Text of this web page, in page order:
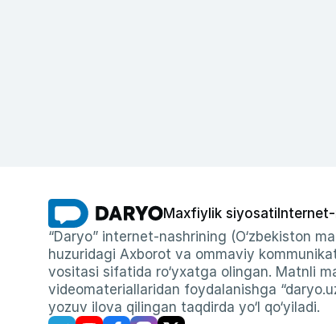
Maxfiylik siyosati
“Daryo” internet-nashrining (O‘zbekiston
huzuridagi Axborot va ommaviy
vositasi sifatida ro‘yxatga olingan. Matnli
videomateriallaridan foydalanishga
yozuv ilova qilingan taqdirda yo‘l qo‘yiladi.